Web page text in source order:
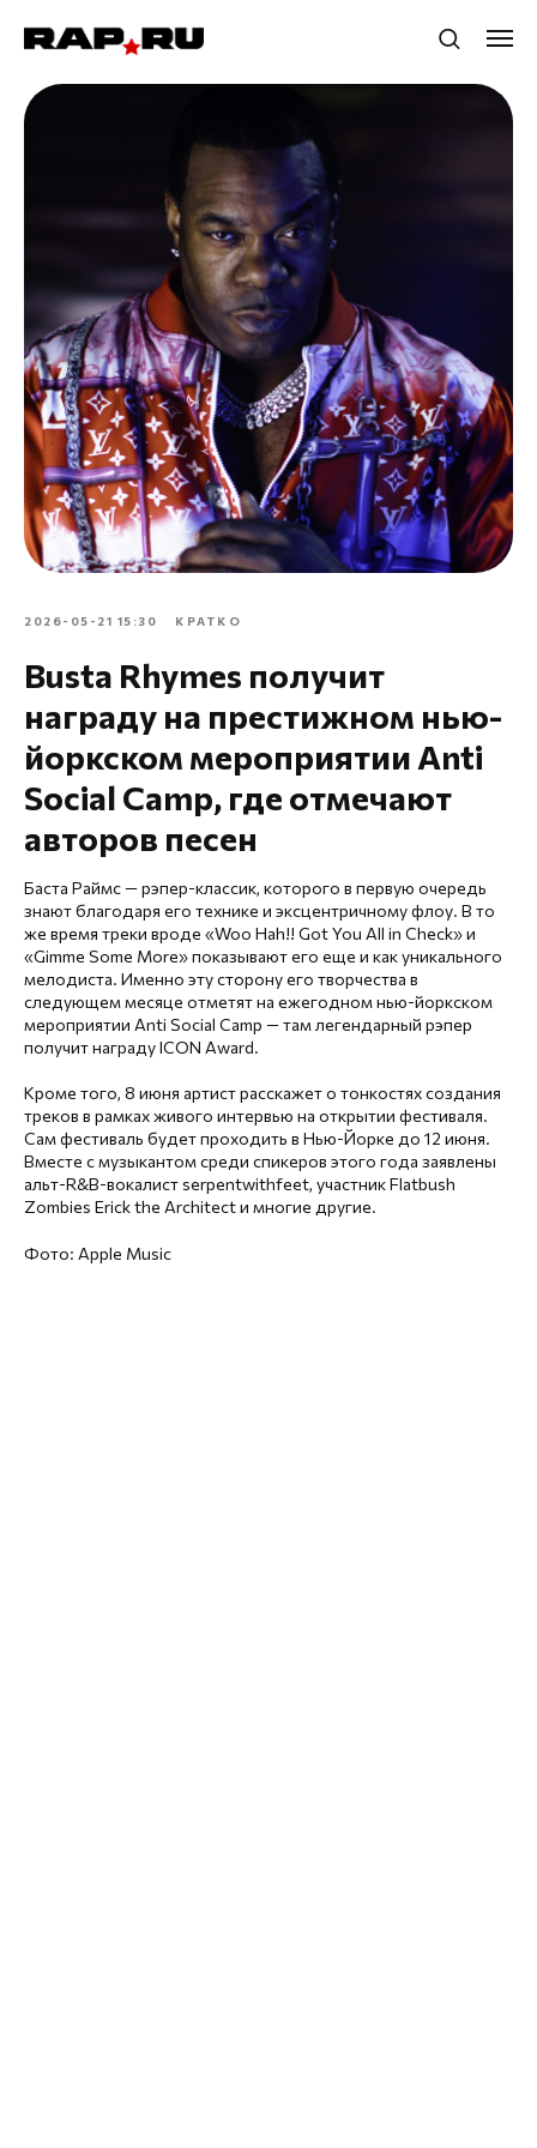
2026-05-21 15:30 КРАТКО
Busta Rhymes получит
награду на престижном нью-
йоркском мероприятии Anti
Social Camp, где отмечают
авторов песен
Баста Раймс — рэпер-классик, которого в первую очередь
знают благодаря его технике и эксцентричному флоу. В то
же время треки вроде «Woo Hah!! Got You All in Check» и
«Gimme Some More» показывают его еще и как уникального
мелодиста. Именно эту сторону его творчества в
следующем месяце отметят на ежегодном нью-йоркском
мероприятии Anti Social Camp — там легендарный рэпер
получит награду ICON Award.
Кроме того, 8 июня артист расскажет о тонкостях создания
треков в рамках живого интервью на открытии фестиваля.
Сам фестиваль будет проходить в Нью-Йорке до 12 июня.
Вместе с музыкантом среди спикеров этого года заявлены
альт-R&B-вокалист serpentwithfeet, участник Flatbush
Zombies Erick the Architect и многие другие.
Фото: Apple Music